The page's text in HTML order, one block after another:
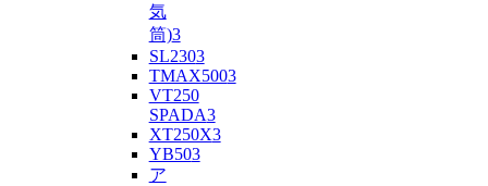
気
筒)3
SL2303
TMAX5003
VT250
SPADA3
XT250X3
YB503
ア